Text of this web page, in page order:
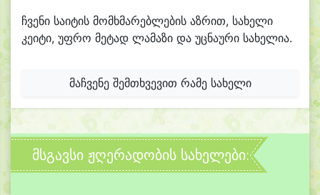
ჩვენი საიტის მომხმარებლების აზრით, სახელი
კეიტი, უფრო მეტად ლამაზი და უცნაური სახელია.
მაჩვენე შემთხვევით რამე სახელი
მსგავსი ჟღერადობის სახელები: